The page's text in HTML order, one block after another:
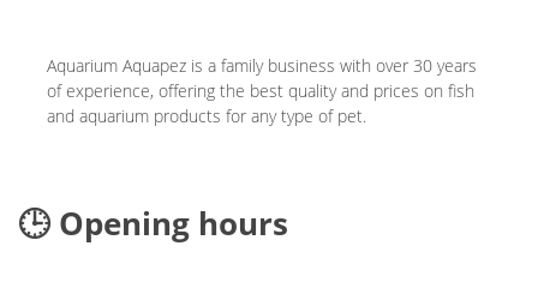
Aquarium Aquapez is a family business with over 30 years
of experience, offering the best quality and prices on fish
and aquarium products for any type of pet.
🕒 Opening hours